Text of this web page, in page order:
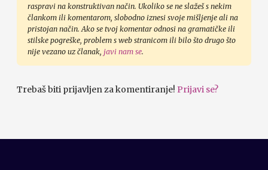
raspravi na konstruktivan način. Ukoliko se ne slažeš s nekim
člankom ili komentarom, slobodno iznesi svoje mišljenje ali na
pristojan način. Ako se tvoj komentar odnosi na gramatičke ili
stilske pogreške, problem s web stranicom ili bilo što drugo što
nije vezano uz članak, javi nam se.
Trebaš biti prijavljen za komentiranje! Prijavi se?